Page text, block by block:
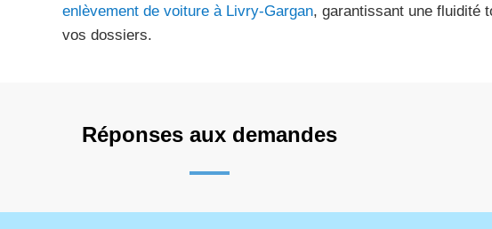
enlèvement de voiture à Livry-Gargan, garantissant une fluidité
vos dossiers.
Réponses aux demandes